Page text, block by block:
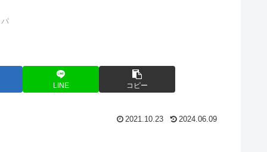
LINE コピー
2021.10.23 2024.06.09